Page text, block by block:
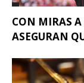
CON MIRAS
ASEGURAN